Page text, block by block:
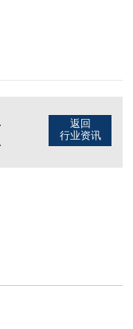
返回
行业资讯
）